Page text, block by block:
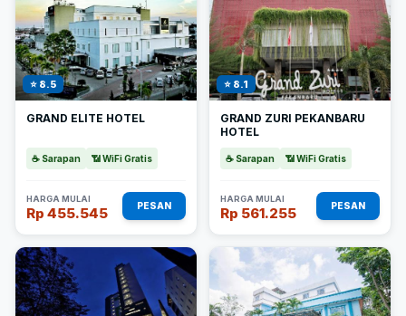
⭐ 8.5
GRAND ELITE HOTEL
☕ Sarapan 📶 WiFi Gratis
HARGA MULAI
Rp 455.545 PESAN
⭐ 8.1
GRAND ZURI PEKANBARU
HOTEL
☕ Sarapan 📶 WiFi Gratis
HARGA MULAI
Rp 561.255 PESAN